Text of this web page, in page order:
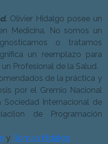
Olivier Hidalgo posee un
Medicina. No somos un
o tratamos
un reemplazo para
Profesional de la Salud.
de la práctica y
por el Gremio Nacional
Internacional de
de Programación
y Roman Hidalgo